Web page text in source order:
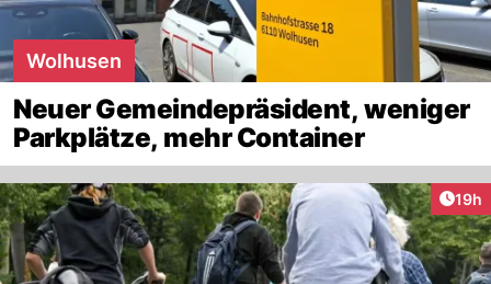
Wolhusen
Neuer Gemeindepräsident, weniger
Parkplätze, mehr Container
19h